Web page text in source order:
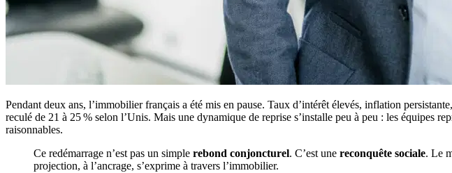
Pendant deux ans, l’immobilier français a été mis en pause. Taux d’intérêt élevés, inflation
reculé de 21 à 25 % selon l’Unis. Mais une dynamique de reprise s’installe peu à peu : les équipes
raisonnables.
Ce redémarrage n’est pas un simple rebond conjoncturel. C’est une reconquête sociale. Le
projection, à l’ancrage, s’exprime à travers l’immobilier.